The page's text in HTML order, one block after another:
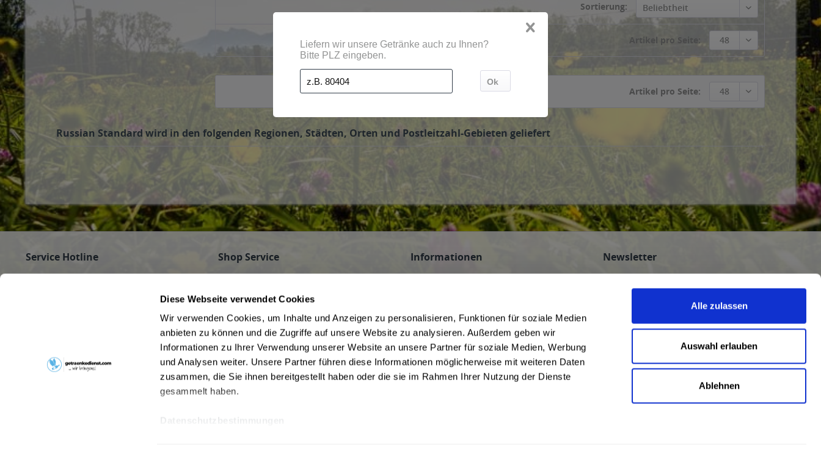
Diese Webseite verwendet Cookies
Wir verwenden Cookies, um Inhalte und Anzeigen zu personalisieren, Funktionen für soziale Medien
anbieten zu können und die Zugriffe auf unsere Website zu analysieren. Außerdem geben wir
Informationen zu Ihrer Verwendung unserer Website an unsere Partner für soziale Medien, Werbung
und Analysen weiter. Unsere Partner führen diese Informationen möglicherweise mit weiteren Daten
zusammen, die Sie ihnen bereitgestellt haben oder die sie im Rahmen Ihrer Nutzung der Dienste
gesammelt haben.
Alle zulassen
Auswahl erlauben
Ablehnen
Sortierung: Beliebtheit
Artikel pro Seite: 48
Artikel pro Seite: 48
Russian Standard wird in den folgenden Regionen, Städten, Orten und Postleitzahl-Gebieten geliefert
Service Hotline
Haben Sie Fragen zu Ihrer Bestellung?
089/350 81 01
Shop Service
Firmenkunden
Jobs
Pfandrückgabe
Kontakt
Getränke auf Kommission
Beverage Delivery Service in Munich
Informationen
AGB des Lieferanten
Widerrufsbelehrung des Lieferanten
Liefer- und Zahlungsbedingungen
Newsletter
Abonnieren Sie den kostenlosen
getraenkedienst.com-Newsletter und
verpassen Sie keine Neuigkeit oder Aktion.